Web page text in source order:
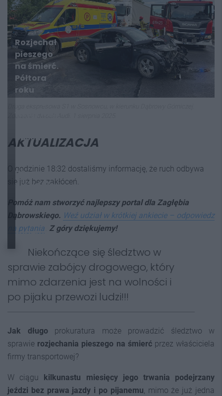
AKTUALIZACJA
O godzinie 18:32 dostaliśmy informację, że ruch odbywa
się już bez zakłóceń.
Pomóż nam stworzyć najlepszy portal dla Zagłębia
Dąbrowskiego. Weź udział w krótkiej ankiecie – odpowiedz
na pytania . Z góry dziękujemy!
Rozjechał
pieszego
na śmierć.
Półtora
roku
wciąż wozi
busem –
po
Dlaczego
nie udało
postawić
go przed
sądem?
Niekończące się śledztwo w
sprawie zabójcy drogowego, który
mimo zdarzenia jest na wolności i
po pijaku przewozi ludzi!!!
Jak długoprokuratura może prowadzić śledztwo w
sprawie rozjechania pieszego na śmierćprzez właściciela
firmy transportowej?
W ciągu kilkunastu miesięcy jego trwania podejrzany
jeździ bez prawa jazdy i po pijanemu , mimo że już jedna